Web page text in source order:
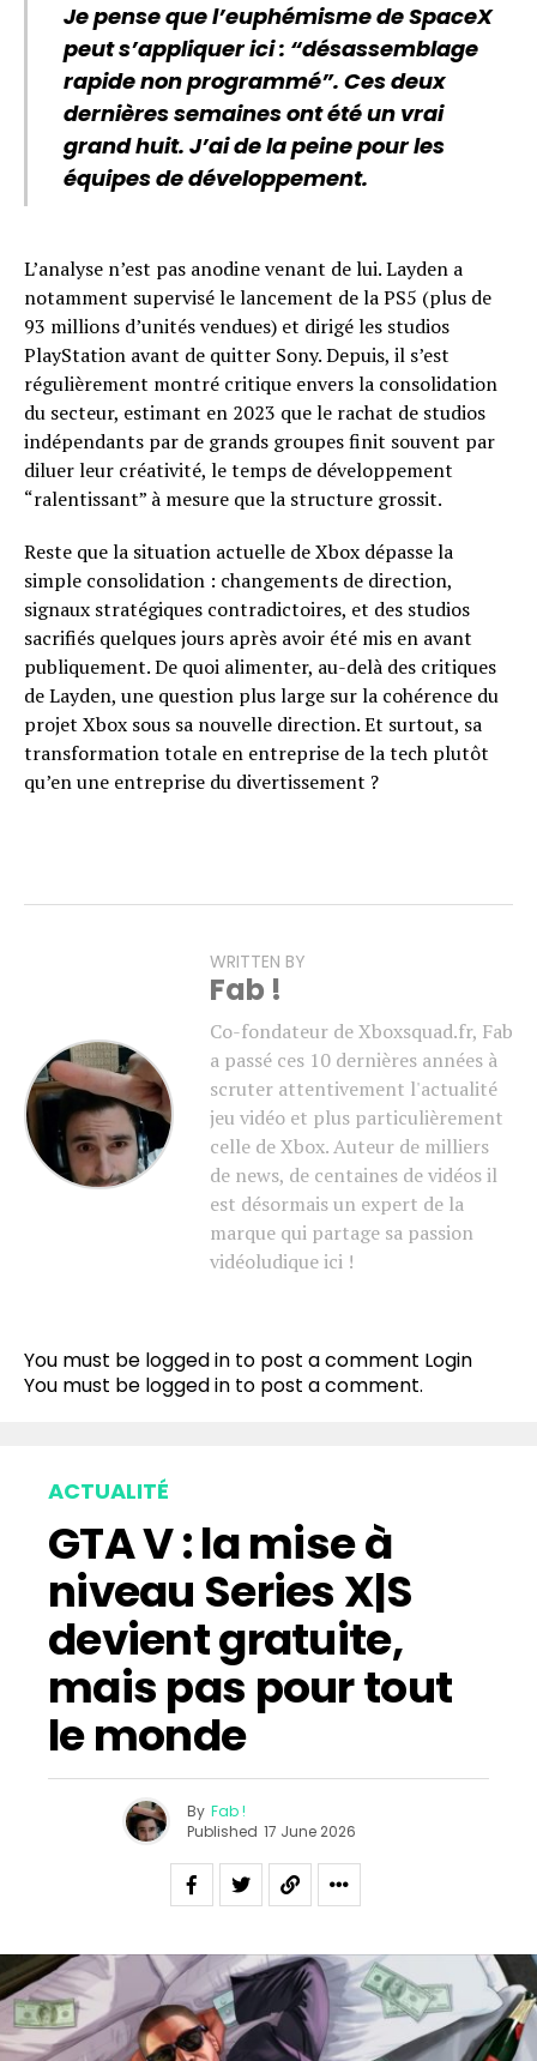
Je pense que l’euphémisme de SpaceX
peut s’appliquer ici : “désassemblage
rapide non programmé”. Ces deux
dernières semaines ont été un vrai
grand huit. J’ai de la peine pour les
équipes de développement.
L’analyse n’est pas anodine venant de lui. Layden a
notamment supervisé le lancement de la PS5 (plus de
93 millions d’unités vendues) et dirigé les studios
PlayStation avant de quitter Sony. Depuis, il s’est
régulièrement montré critique envers la consolidation
du secteur, estimant en 2023 que le rachat de studios
indépendants par de grands groupes finit souvent par
diluer leur créativité, le temps de développement
“ralentissant” à mesure que la structure grossit.
Reste que la situation actuelle de Xbox dépasse la
simple consolidation : changements de direction,
signaux stratégiques contradictoires, et des studios
sacrifiés quelques jours après avoir été mis en avant
publiquement. De quoi alimenter, au-delà des critiques
de Layden, une question plus large sur la cohérence du
projet Xbox sous sa nouvelle direction. Et surtout, sa
transformation totale en entreprise de la tech plutôt
qu’en une entreprise du divertissement ?
WRITTEN BY
Fab !
Co-fondateur de Xboxsquad.fr, Fab
a passé ces 10 dernières années à
scruter attentivement l'actualité
jeu vidéo et plus particulièrement
celle de Xbox. Auteur de milliers
de news, de centaines de vidéos il
est désormais un expert de la
marque qui partage sa passion
vidéoludique ici !
You must be logged in to post a comment Login
You must be logged in to post a comment.
ACTUALITÉ
GTA V : la mise à
niveau Series X|S
devient gratuite,
mais pas pour tout
le monde
By Fab !
Published 17 June 2026